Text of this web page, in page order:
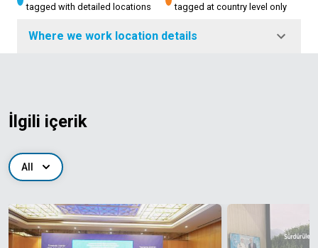
tagged with detailed locations
tagged at country level only
Where we work location details
İlgili içerik
All